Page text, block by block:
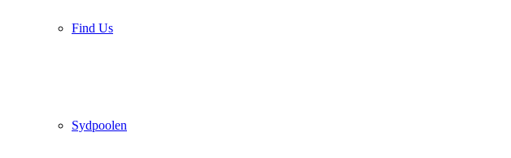
Find Us
Sydpoolen